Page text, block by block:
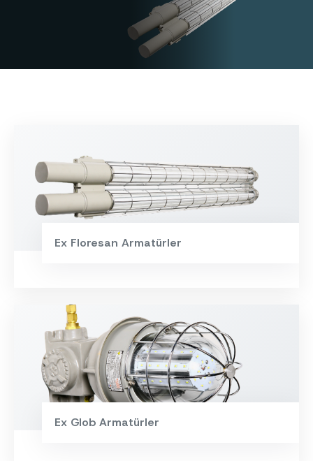
Ex Floresan Armatürler
Ex Glob Armatürler